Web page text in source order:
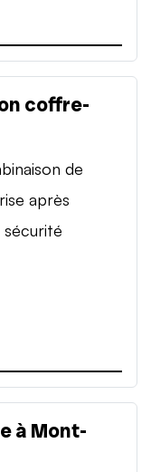
coffre-
de
après
à Mont-